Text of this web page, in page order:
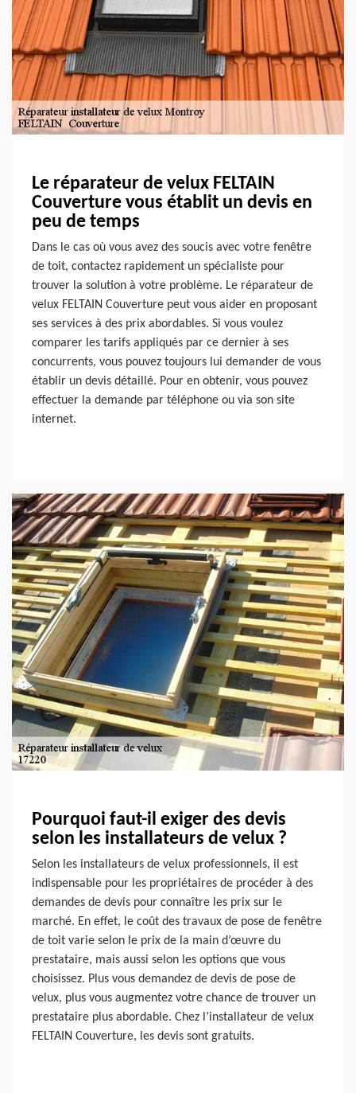
Le réparateur de velux FELTAIN
Couverture vous établit un devis en
peu de temps
Dans le cas où vous avez des soucis avec votre fenêtre
de toit, contactez rapidement un spécialiste pour
trouver la solution à votre problème. Le réparateur de
velux FELTAIN Couverture peut vous aider en proposant
ses services à des prix abordables. Si vous voulez
comparer les tarifs appliqués par ce dernier à ses
concurrents, vous pouvez toujours lui demander de vous
établir un devis détaillé. Pour en obtenir, vous pouvez
effectuer la demande par téléphone ou via son site
internet.
Pourquoi faut-il exiger des devis
selon les installateurs de velux ?
Selon les installateurs de velux professionnels, il est
indispensable pour les propriétaires de procéder à des
demandes de devis pour connaître les prix sur le
marché. En effet, le coût des travaux de pose de fenêtre
de toit varie selon le prix de la main d’œuvre du
prestataire, mais aussi selon les options que vous
choisissez. Plus vous demandez de devis de pose de
velux, plus vous augmentez votre chance de trouver un
prestataire plus abordable. Chez l’installateur de velux
FELTAIN Couverture, les devis sont gratuits.